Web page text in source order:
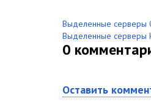
Выделенные серверы
Выделенные серверы
0
Оставить